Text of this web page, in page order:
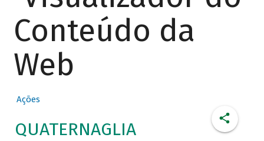
Conteúdo da
Web
Ações
QUATERNAGLIA